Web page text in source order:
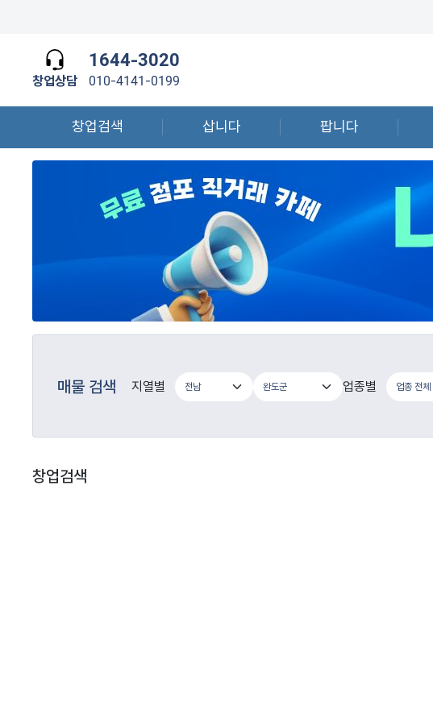
창업상담
1644-3020
010-4141-0199
창업검색 삽니다 팝니다
매물 검색 지열별 업종별
창업검색